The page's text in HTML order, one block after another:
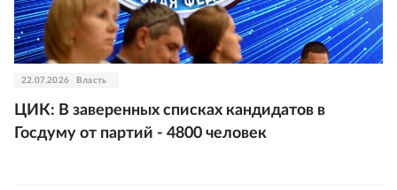
22.07.2026 Власть
ЦИК: В заверенных списках кандидатов в
Госдуму от партий - 4800 человек